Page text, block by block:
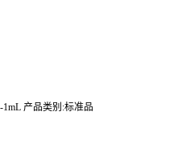
1mL 产品类别:标准品